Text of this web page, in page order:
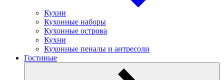
Кухни
Кухонные наборы
Кухонные острова
Кухни
Кухонные пеналы и антресоли
Гостиные